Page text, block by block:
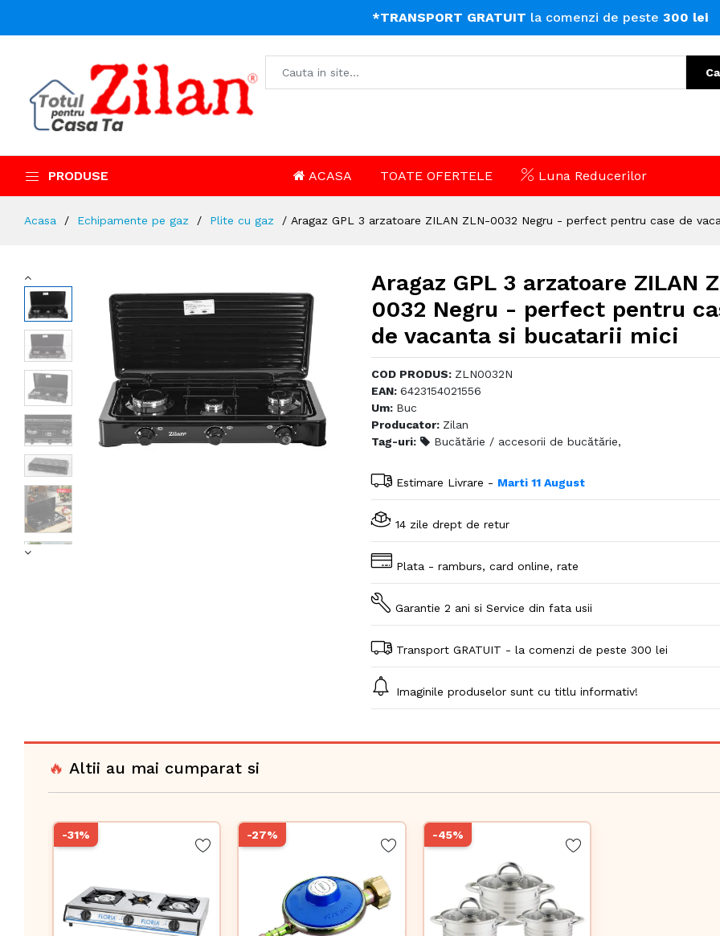
*TRANSPORT GRATUIT la comenzi de peste 300 lei
PRODUSE ACASA TOATE OFERTELE Luna Reducerilor
Acasa Echipamente pe gaz Plite cu gaz Aragaz GPL 3 arzatoare ZILAN ZLN-0032 Negru - perfect pentru case de
Aragaz GPL 3 arzatoare ZILAN
0032 Negru - perfect pentru
de vacanta si bucatarii mici
COD PRODUS: ZLN0032N
EAN: 6423154021556
Um: Buc
Producator: Zilan
Tag-uri:
Bucătărie / accesorii de bucătărie,
Estimare Livrare - Marti 11 August
14 zile drept de retur
Plata - ramburs, card online, rate
Garantie 2 ani si Service din fata usii
Transport GRATUIT - la comenzi de peste 300 lei
Imaginile produselor sunt cu titlu informativ!
🔥 Altii au mai cumparat si
-31% -27% -45%